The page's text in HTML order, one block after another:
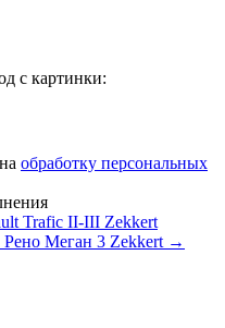
с картинки:
обработку персональных
Trafiс II-III Zekkert
Рено Меган 3 Zekkert →